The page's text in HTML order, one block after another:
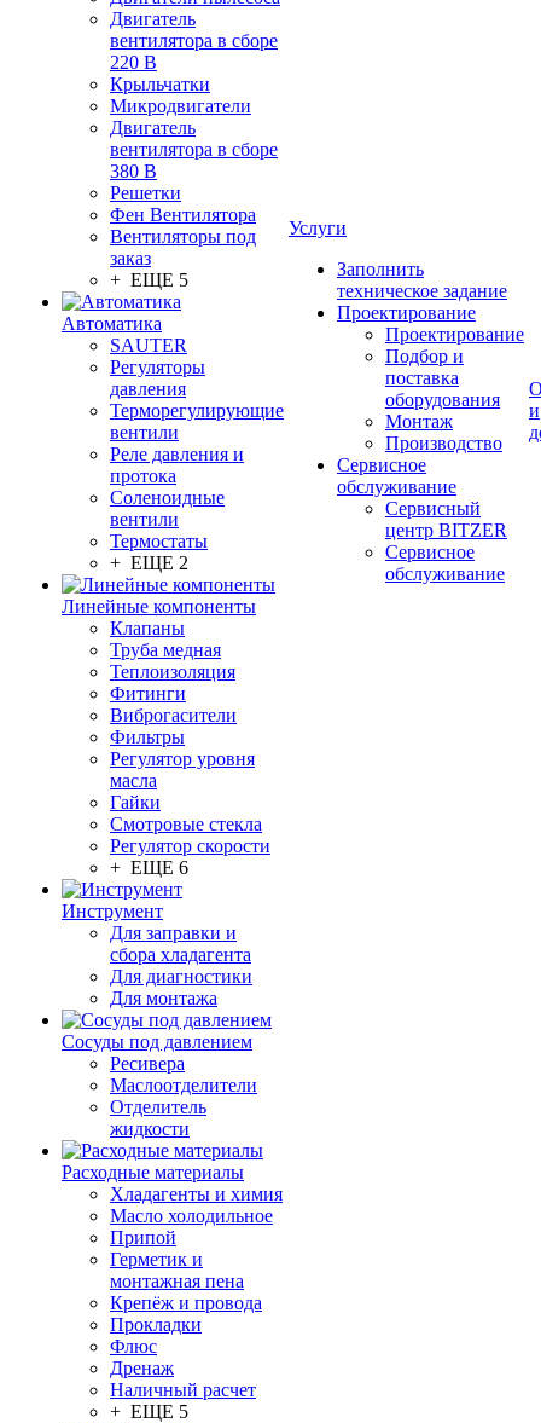
Двигатель
вентилятора в сборе
220 В
Крыльчатки
Микродвигатели
Двигатель
вентилятора в сборе
380 В
Решетки
Фен Вентилятора
Вентиляторы под
заказ
+ ЕЩЕ 5
Автоматика
SAUTER
Регуляторы
давления
Терморегулирующие
вентили
Реле давления и
протока
Соленоидные
вентили
Термостаты
+ ЕЩЕ 2
Линейные компоненты
Клапаны
Труба медная
Теплоизоляция
Фитинги
Виброгасители
Фильтры
Регулятор уровня
масла
Гайки
Смотровые стекла
Регулятор скорости
+ ЕЩЕ 6
Инструмент
Для заправки и
сбора хладагента
Для диагностики
Для монтажа
Сосуды под давлением
Ресивера
Маслоотделители
Отделитель
жидкости
Расходные материалы
Хладагенты и химия
Масло холодильное
Припой
Герметик и
монтажная пена
Крепёж и провода
Прокладки
Флюс
Дренаж
Наличный расчет
+ ЕЩЕ 5
Услуги
Заполнить
техническое задание
Проектирование
Проектирование
Подбор и
поставка
оборудования
Монтаж
Производство
Сервисное
обслуживание
Сервисный
центр BITZER
Сервисное
обслуживание
и